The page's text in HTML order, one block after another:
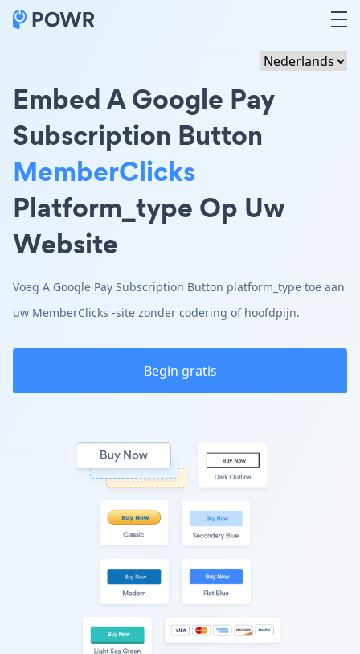
Embed A Google Pay
Subscription Button
MemberClicks
Platform_type Op Uw
Website
Voeg A Google Pay Subscription Button platform_type toe aan
uw MemberClicks -site zonder codering of hoofdpijn.
Begin gratis